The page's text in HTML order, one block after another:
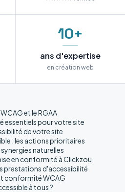
10+
ans d'expertise
en création web
et le RGAA
essentiels pour votre site
de votre site
: les actions prioritaires
naturelles
en conformité à Clickzou
prestations d'accessibilité
conformité WCAG
à tous ?